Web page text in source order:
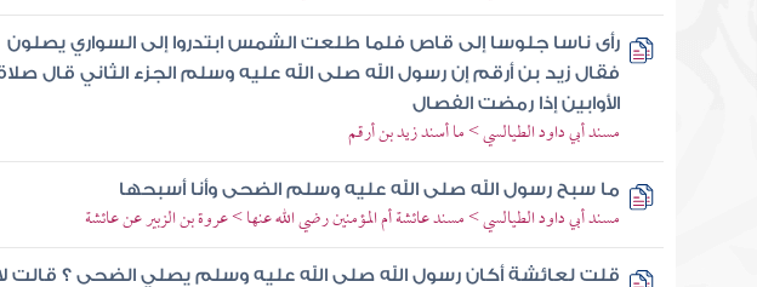
رأى ناسا جلوسا إلى قاص فلما طلعت الشمس ابتدروا إلى السواري يصلون
فقال زيد بن أرقم إن رسول الله صلى الله عليه وسلم الجزء الثاني قال
الأوابين إذا رمضت الفصال
مسند أبي داود الطيالسي > ما أسند زيد بن أرقم
ما سبح رسول الله صلى الله عليه وسلم الضحى وأنا أسبحها
مسند أبي داود الطيالسي > مسند عائشة أم المؤمنين رضي الله عنها > عروة بن الزبير عن عائشة
قلت لعائشة أكان رسول الله صلى الله عليه وسلم يصلي الضحى ؟ قالت لا